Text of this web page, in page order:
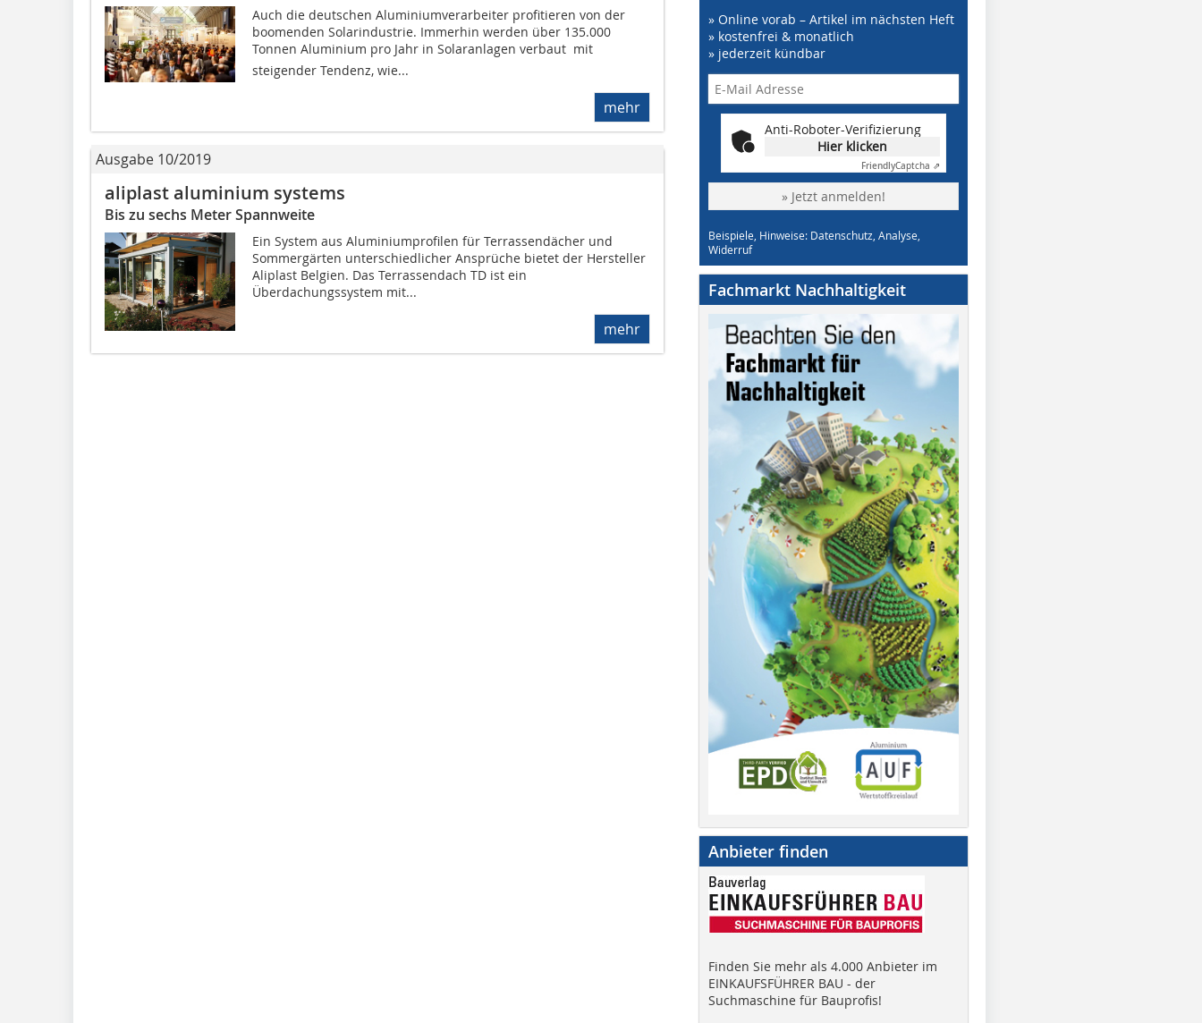
Auch die deutschen Aluminiumverarbeiter profitieren von der
boomenden Solarindustrie. Immerhin werden über 135.000
Tonnen Aluminium pro Jahr in Solaranlagen verbaut  mit
steigender Tendenz, wie...
mehr
Ausgabe 10/2019
aliplast aluminium systems
Bis zu sechs Meter Spannweite
Ein System aus Aluminiumprofilen für Terrassendächer und
Sommergärten unterschiedlicher Ansprüche bietet der Hersteller
Aliplast Belgien. Das Terrassendach TD ist ein
Überdachungssystem mit...
mehr
» Online vorab – Artikel im nächsten Heft
» kostenfrei & monatlich
» jederzeit kündbar
Anti-Roboter-Verifizierung
Hier klicken
FriendlyCaptcha ⇗
» Jetzt anmelden!
Beispiele, Hinweise: Datenschutz, Analyse,
Widerruf
Fachmarkt Nachhaltigkeit
Anbieter finden
Finden Sie mehr als 4.000 Anbieter im
EINKAUFSFÜHRER BAU - der
Suchmaschine für Bauprofis!